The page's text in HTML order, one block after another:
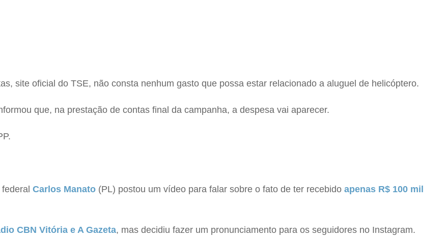
site oficial do TSE, não consta nenhum gasto que possa estar relacionado a aluguel de helicóptero.
que, na prestação de contas final da campanha, a despesa vai aparecer.
Carlos Manato (PL) postou um vídeo para falar sobre o fato de ter recebido apenas R$ 100 mil
CBN Vitória e A Gazeta, mas decidiu fazer um pronunciamento para os seguidores no Instagram.